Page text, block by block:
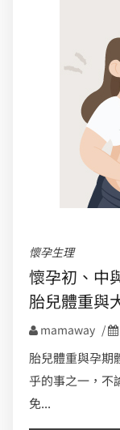
懷孕生理
懷孕初、中
胎兒體重與
mamaway /
胎兒體重與孕期
乎的事之一，不
免...